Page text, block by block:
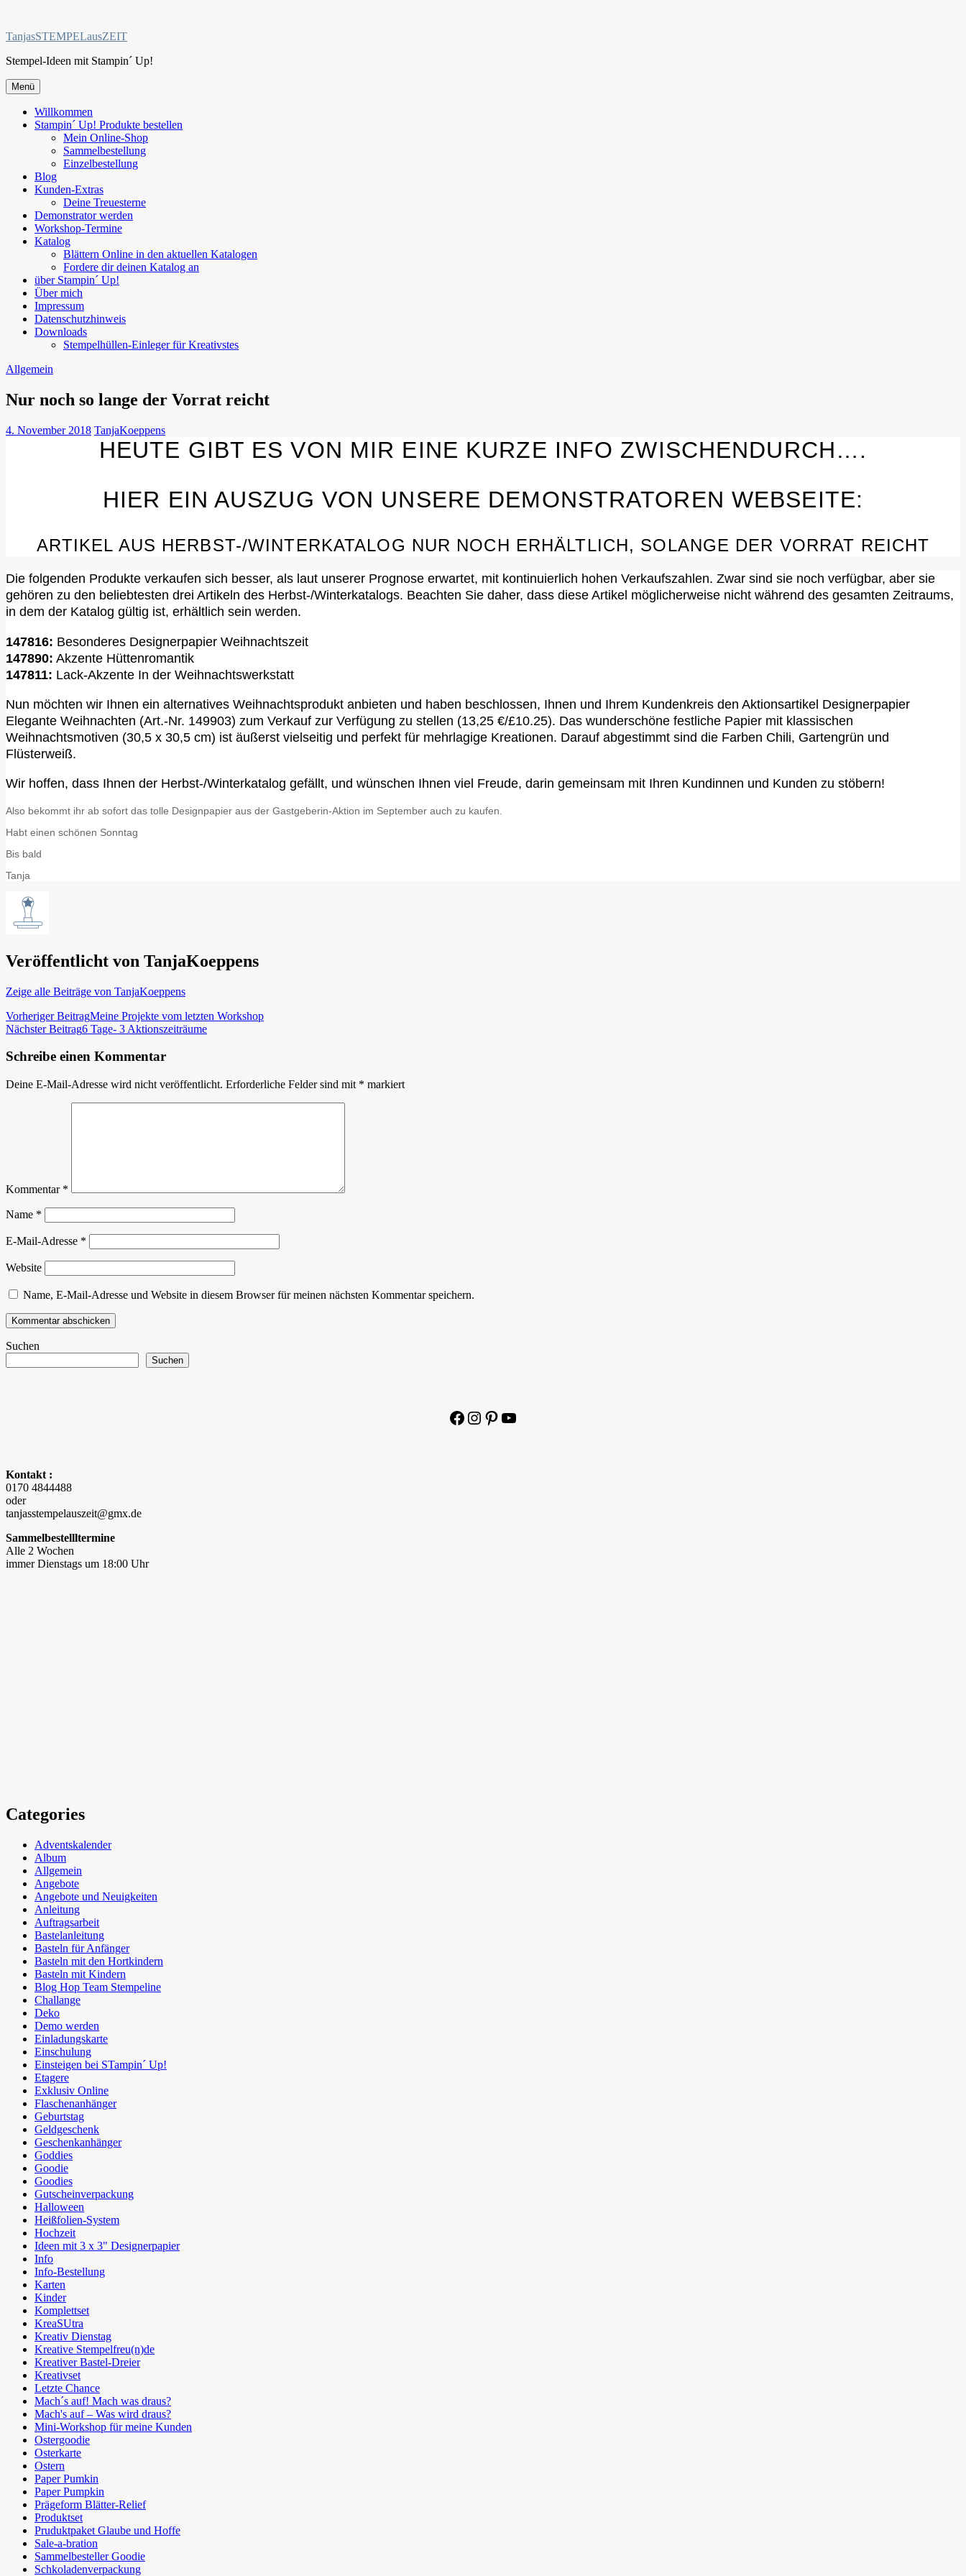
springen
TanjasSTEMPELausZEIT
Stempel-Ideen mit Stampin´ Up!
Menü
Willkommen
Stampin´ Up! Produkte bestellen
Mein Online-Shop
Sammelbestellung
Einzelbestellung
Blog
Kunden-Extras
Deine Treuesterne
Demonstrator werden
Workshop-Termine
Katalog
Blättern Online in den aktuellen Katalogen
Fordere dir deinen Katalog an
über Stampin´ Up!
Über mich
Impressum
Datenschutzhinweis
Downloads
Stempelhüllen-Einleger für Kreativstes
Allgemein
Nur noch so lange der Vorrat reicht
4. November 2018 TanjaKoeppens
HEUTE GIBT ES VON MIR EINE KURZE INFO ZWISCHENDURCH….
HIER EIN AUSZUG VON UNSERE DEMONSTRATOREN WEBSEITE:
ARTIKEL AUS HERBST-/WINTERKATALOG NUR NOCH ERHÄLTLICH, SOLANGE DER VORRAT REICHT
Die folgenden Produkte verkaufen sich besser, als laut unserer Prognose erwartet, mit kontinuierlich hohen Verkaufszahlen. Zwar sind sie noch verfügbar, aber sie
gehören zu den beliebtesten drei Artikeln des Herbst-/Winterkatalogs. Beachten Sie daher, dass diese Artikel möglicherweise nicht während des gesamten Zeitraums,
in dem der Katalog gültig ist, erhältlich sein werden.
147816: Besonderes Designerpapier Weihnachtszeit
147890: Akzente Hüttenromantik
147811: Lack-Akzente In der Weihnachtswerkstatt
Nun möchten wir Ihnen ein alternatives Weihnachtsprodukt anbieten und haben beschlossen, Ihnen und Ihrem Kundenkreis den Aktionsartikel Designerpapier
Elegante Weihnachten (Art.-Nr. 149903) zum Verkauf zur Verfügung zu stellen (13,25 €/£10.25). Das wunderschöne festliche Papier mit klassischen
Weihnachtsmotiven (30,5 x 30,5 cm) ist äußerst vielseitig und perfekt für mehrlagige Kreationen. Darauf abgestimmt sind die Farben Chili, Gartengrün und
Flüsterweiß.
Wir hoffen, dass Ihnen der Herbst-/Winterkatalog gefällt, und wünschen Ihnen viel Freude, darin gemeinsam mit Ihren Kundinnen und Kunden zu stöbern!
Also bekommt ihr ab sofort das tolle Designpapier aus der Gastgeberin-Aktion im September auch zu kaufen.
Habt einen schönen Sonntag
Bis bald
Tanja
Veröffentlicht von TanjaKoeppens
Zeige alle Beiträge von TanjaKoeppens
Beitragsnavigation
Vorheriger BeitragMeine Projekte vom letzten Workshop
Nächster Beitrag6 Tage- 3 Aktionszeiträume
Schreibe einen Kommentar
Deine E-Mail-Adresse wird nicht veröffentlicht. Erforderliche Felder sind mit * markiert
Kommentar *
Name *
E-Mail-Adresse *
Website
Name, E-Mail-Adresse und Website in diesem Browser für meinen nächsten Kommentar speichern.
Suchen
Suchen
Facebook
Instagram
Pinterest
YouTube
Kontakt :
0170 4844488
oder
tanjasstempelauszeit@gmx.de
Sammelbestellltermine
Alle 2 Wochen
immer Dienstags um 18:00 Uhr
Categories
Adventskalender
Album
Allgemein
Angebote
Angebote und Neuigkeiten
Anleitung
Auftragsarbeit
Bastelanleitung
Basteln für Anfänger
Basteln mit den Hortkindern
Basteln mit Kindern
Blog Hop Team Stempeline
Challange
Deko
Demo werden
Einladungskarte
Einschulung
Einsteigen bei STampin´ Up!
Etagere
Exklusiv Online
Flaschenanhänger
Geburtstag
Geldgeschenk
Geschenkanhänger
Goddies
Goodie
Goodies
Gutscheinverpackung
Halloween
Heißfolien-System
Hochzeit
Ideen mit 3 x 3" Designerpapier
Info
Info-Bestellung
Karten
Kinder
Komplettset
KreaSUtra
Kreativ Dienstag
Kreative Stempelfreu(n)de
Kreativer Bastel-Dreier
Kreativset
Letzte Chance
Mach´s auf! Mach was draus?
Mach's auf – Was wird draus?
Mini-Workshop für meine Kunden
Ostergoodie
Osterkarte
Ostern
Paper Pumkin
Paper Pumpkin
Prägeform Blätter-Relief
Produktset
Pruduktpaket Glaube und Hoffe
Sale-a-bration
Sammelbesteller Goodie
Schkoladenverpackung